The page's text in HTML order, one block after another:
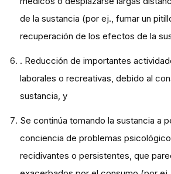
de la sustancia (por ej., fumar un
recuperación de los efectos de la
. Reducción de importantes
laborales o recreativas, debido al
sustancia, y
Se continúa tomando la sustancia a
conciencia de problemas
recidivantes o persistentes, que